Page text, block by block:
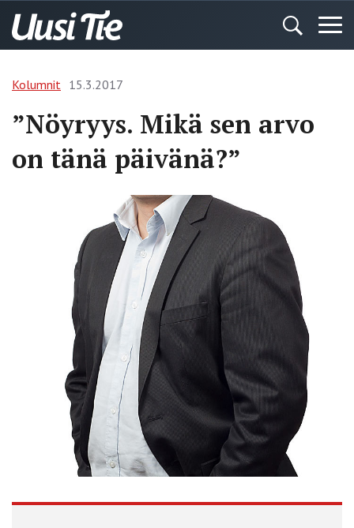
Kolumnit 15.3.2017
”Nöyryys. Mikä sen arvo
on tänä päivänä?”